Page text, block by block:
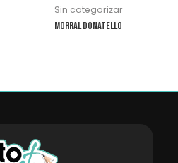
Sin categorizar
Morral Donatello
pueden